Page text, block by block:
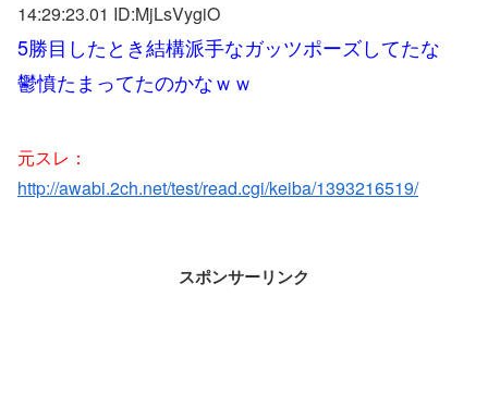
14:29:23.01 ID:MjLsVygiO
5勝目したとき結構派手なガッツポーズしてたな
鬱憤たまってたのかなｗｗ
元スレ：
http://awabi.2ch.net/test/read.cgi/keiba/1393216519/
スポンサーリンク